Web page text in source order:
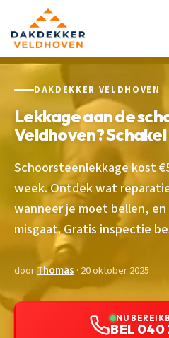
DAKDEKKER VELDHOVEN
Lekkage aan de
Veldhoven?
Schoorsteenlekkage kost
week. Ontdek wat
wanneer je moet bellen, en
misgaat. Gratis inspectie
doorThomas · 20 oktober 2025
NU
BEL 040